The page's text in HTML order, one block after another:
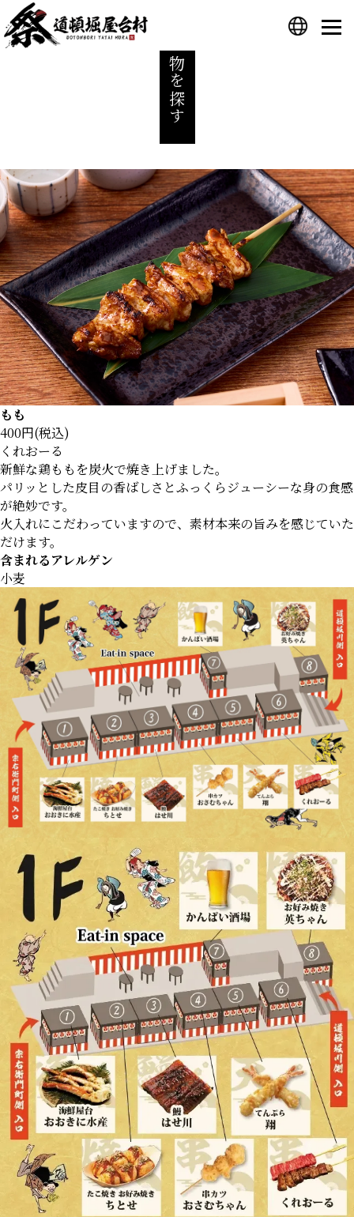
プライバシーポリシー
食べ物を探す
もも
400円(税込)
くれおーる
新鮮な鶏ももを炭火で焼き上げました。
パリッとした皮目の香ばしさとふっくらジューシーな身の食感
が絶妙です。
火入れにこだわっていますので、素材本来の旨みを感じていた
だけます。
含まれるアレルゲン
小麦